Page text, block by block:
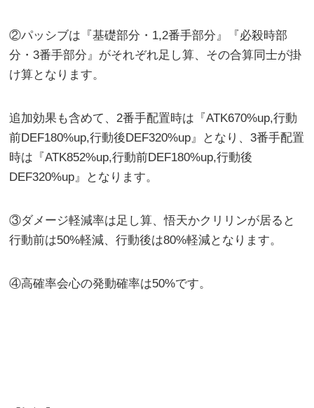
②パッシブは『基礎部分・1,2番手部分』『必殺時部
分・3番手部分』がそれぞれ足し算、その合算同士が掛
け算となります。
追加効果も含めて、2番手配置時は『ATK670%up,行動
前DEF180%up,行動後DEF320%up』となり、3番手配置
時は『ATK852%up,行動前DEF180%up,行動後
DEF320%up』となります。
③ダメージ軽減率は足し算、悟天かクリリンが居ると
行動前は50%軽減、行動後は80%軽減となります。
④高確率会心の発動確率は50%です。